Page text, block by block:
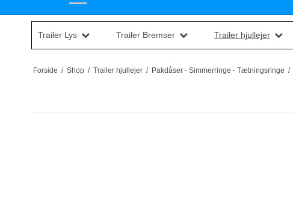
Trailer Lys Trailer Bremser Trailer hjullejer
Forside / Shop / Trailer hjullejer / Pakdåser - Simmerringe - Tætningsringe /